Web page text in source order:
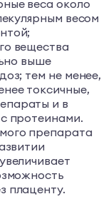
веса около
весом
вещества
выше
тем не менее,
токсичные,
и в
протеинами.
препарата
плаценту.